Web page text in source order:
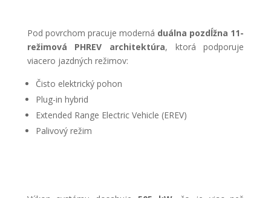
Pod povrchom pracuje moderná duálna pozdĺžna 11-
režimová PHREV architektúra, ktorá podporuje
viacero jazdných režimov:
Čisto elektrický pohon
Plug-in hybrid
Extended Range Electric Vehicle (EREV)
Palivový režim